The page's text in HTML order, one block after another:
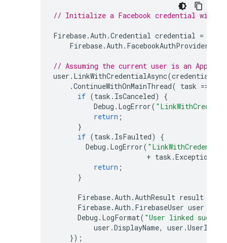
// Initialize a Facebook credential with a
Firebase.Auth .Credential credential =
Firebase.Auth . FacebookAuthProvider
// Assuming the current user is an Apple
user . LinkWithCredentialAsync(credential
.ContinueWithOnMainThread( task =>
if (task . IsCanceled)
{
Debug . LogError(
return ;
}
if (task . IsFaulted)
{
Debug . LogError(
+ task .Exception
return ;
}
Firebase.Auth .AuthResult result
Firebase.Auth . FirebaseUser user
Debug . LogFormat( "User linked
user .DisplayName, user .UserId
});